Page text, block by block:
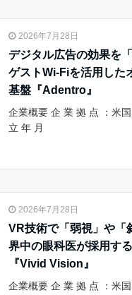
2026年7月28日
デジタル広告の効果を
ゲストWi-Fiを活用した
基盤『Adentro』
企業概要 企 業 拠 点 ：米
立 年 月
2026年7月28日
VR技術で「弱視」や「
界中の眼科医が採用す
『Vivid Vision』
企業概要 企 業 拠 点 ：米